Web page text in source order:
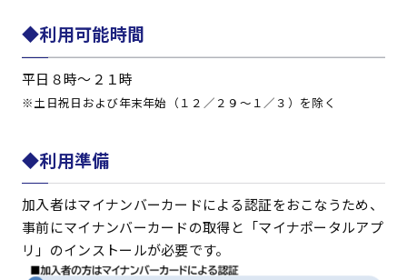
◆利用可能時間
平日８時～２１時
※土日祝日および年末年始（１２／２９～１／３）を除く
◆利用準備
加入者はマイナンバーカードによる認証をおこなうため、
事前にマイナンバーカードの取得と「マイナポータルアプ
リ」のインストールが必要です。